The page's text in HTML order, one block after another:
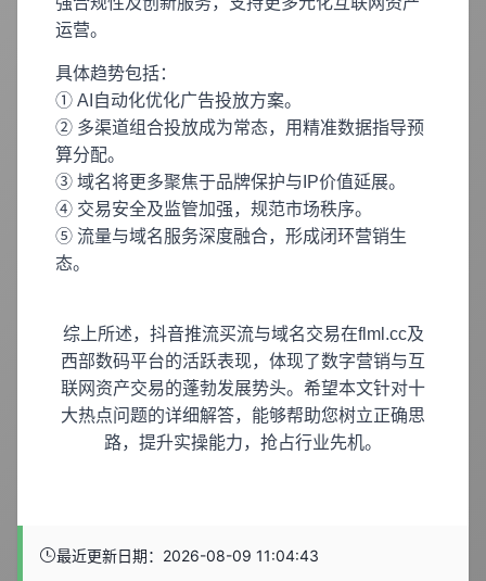
运营。
具体趋势包括：
① AI自动化优化广告投放方案。
② 多渠道组合投放成为常态，用精准数据指导预
算分配。
③ 域名将更多聚焦于品牌保护与IP价值延展。
④ 交易安全及监管加强，规范市场秩序。
⑤ 流量与域名服务深度融合，形成闭环营销生
态。
综上所述，抖音推流买流与域名交易在flml.cc及
西部数码平台的活跃表现，体现了数字营销与互
联网资产交易的蓬勃发展势头。希望本文针对十
大热点问题的详细解答，能够帮助您树立正确思
路，提升实操能力，抢占行业先机。
最近更新日期：2026-08-09 11:04:43